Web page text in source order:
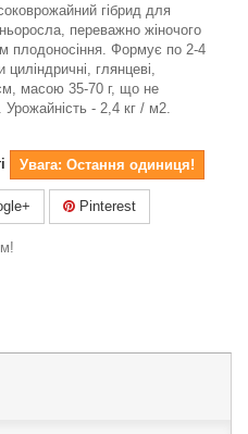
гібрид для
переважно жіночого
плодоносіння. Формує по 2-4
глянцеві,
масою 35-70 г, що не
- 2,4 кг / м2.
Увага: Остання одиниця!
Pinterest